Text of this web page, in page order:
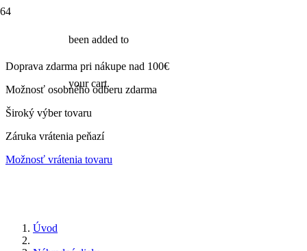
been added to
your cart.
Doprava zdarma pri nákupe nad 100€
Možnosť osobného odberu zdarma
Široký výber tovaru
Záruka vrátenia peňazí
Možnosť vrátenia tovaru
Úvod